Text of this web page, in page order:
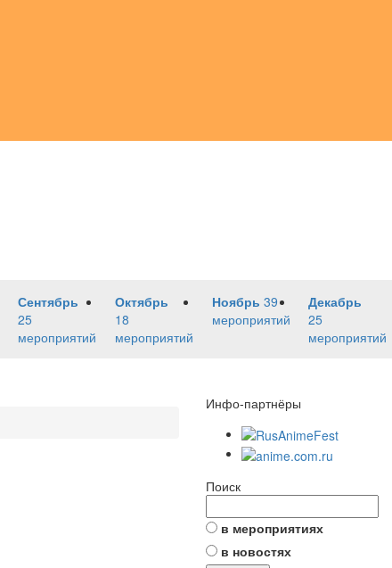
Сентябрь
25
мероприятий
Октябрь
18
мероприятий
Ноябрь 39
мероприятий
Декабрь
25
мероприятий
Инфо-партнёры
Поиск
в мероприятиях
в новостях